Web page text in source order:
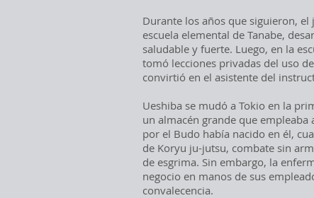
​​Durante los años que siguieron,
escuela elemental de Tanabe,
saludable y fuerte. Luego, en la
tomó lecciones privadas del uso
convirtió en el asistente del
Ueshiba se mudó a Tokio en la
un almacén grande que
por el Budo había nacido en él,
de Koryu ju-jutsu, combate sin
de esgrima. Sin embargo, la
negocio en manos de sus
convalecencia.